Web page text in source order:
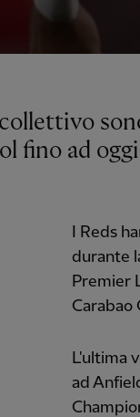
fino ad
I Reds
durante
Premier
Carabao
L'ultima
ad